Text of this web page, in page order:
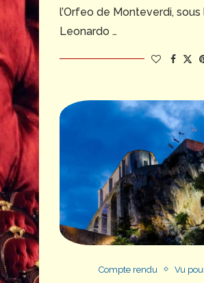
l’Orfeo de Monteverdi,
Leonardo …
Compte rendu Vu